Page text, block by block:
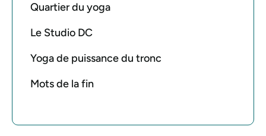
Quartier du yoga
Le Studio DC
Yoga de puissance du tronc
Mots de la fin